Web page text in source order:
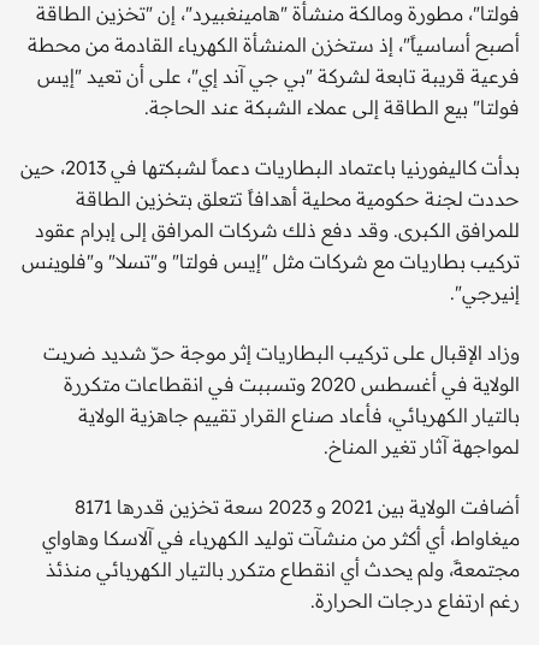
فولتا"، مطورة ومالكة منشأة "هامينغبيرد"، إن "تخزين الطاقة
أصبح أساسياً"، إذ ستخزن المنشأة الكهرباء القادمة من محطة
فرعية قريبة تابعة لشركة "بي جي آند إي"، على أن تعيد "إيس
فولتا" بيع الطاقة إلى عملاء الشبكة عند الحاجة.
بدأت كاليفورنيا باعتماد البطاريات دعماً لشبكتها في 2013، حين
حددت لجنة حكومية محلية أهدافاً تتعلق بتخزين الطاقة
للمرافق الكبرى. وقد دفع ذلك شركات المرافق إلى إبرام عقود
تركيب بطاريات مع شركات مثل "إيس فولتا" و"تسلا" و"فلوينس
إنيرجي".
وزاد الإقبال على تركيب البطاريات إثر موجة حرّ شديد ضربت
الولاية في أغسطس 2020 وتسببت في انقطاعات متكررة
بالتيار الكهربائي، فأعاد صناع القرار تقييم جاهزية الولاية
لمواجهة آثار تغير المناخ.
أضافت الولاية بين 2021 و 2023 سعة تخزين قدرها 8171
ميغاواط، أي أكثر من منشآت توليد الكهرباء في آلاسكا وهاواي
مجتمعةً، ولم يحدث أي انقطاع متكرر بالتيار الكهربائي منذئذ
رغم ارتفاع درجات الحرارة.